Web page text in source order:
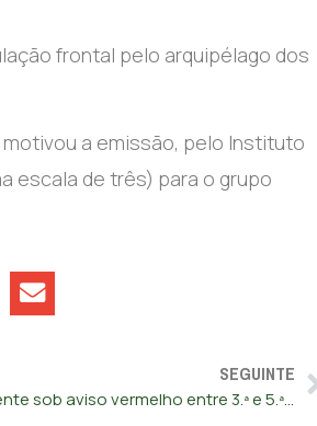
frontal pelo arquipélago dos
a emissão, pelo Instituto
escala de três) para o grupo
SEGUINTE
Sete distritos do continente sob aviso vermelho entre 3.ª e 5.ª feira devido ao calor